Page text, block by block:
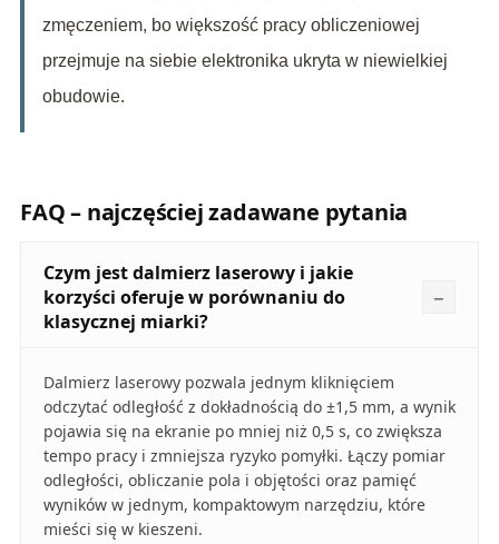
zmęczeniem, bo większość pracy obliczeniowej
przejmuje na siebie elektronika ukryta w niewielkiej
obudowie.
FAQ – najczęściej zadawane pytania
Czym jest dalmierz laserowy i jakie
korzyści oferuje w porównaniu do
klasycznej miarki?
Dalmierz laserowy pozwala jednym kliknięciem
odczytać odległość z dokładnością do ±1,5 mm, a wynik
pojawia się na ekranie po mniej niż 0,5 s, co zwiększa
tempo pracy i zmniejsza ryzyko pomyłki. Łączy pomiar
odległości, obliczanie pola i objętości oraz pamięć
wyników w jednym, kompaktowym narzędziu, które
mieści się w kieszeni.